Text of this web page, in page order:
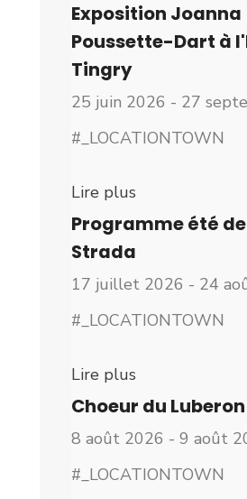
Exposition Joanna
Poussette-Dart à
Tingry
25 juin 2026 - 27
#_LOCATIONTOWN
Lire plus
Programme été
Strada
17 juillet 2026 - 24
#_LOCATIONTOWN
Lire plus
Choeur du Luberon
8 août 2026 - 9 août
#_LOCATIONTOWN